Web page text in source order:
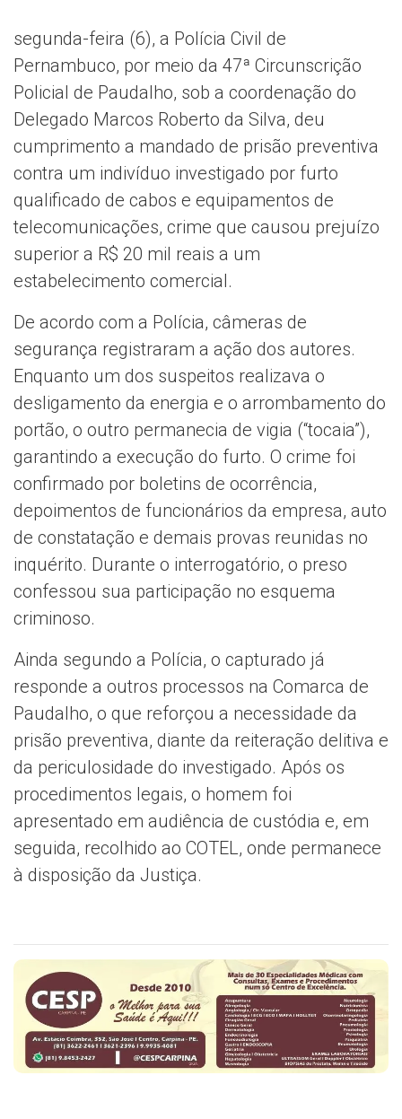
segunda-feira (6), a Polícia Civil de
Pernambuco, por meio da 47ª Circunscrição
Policial de Paudalho, sob a coordenação do
Delegado Marcos Roberto da Silva, deu
cumprimento a mandado de prisão preventiva
contra um indivíduo investigado por furto
qualificado de cabos e equipamentos de
telecomunicações, crime que causou prejuízo
superior a R$ 20 mil reais a um
estabelecimento comercial.
De acordo com a Polícia, câmeras de
segurança registraram a ação dos autores.
Enquanto um dos suspeitos realizava o
desligamento da energia e o arrombamento do
portão, o outro permanecia de vigia (“tocaia”),
garantindo a execução do furto. O crime foi
confirmado por boletins de ocorrência,
depoimentos de funcionários da empresa, auto
de constatação e demais provas reunidas no
inquérito. Durante o interrogatório, o preso
confessou sua participação no esquema
criminoso.
Ainda segundo a Polícia, o capturado já
responde a outros processos na Comarca de
Paudalho, o que reforçou a necessidade da
prisão preventiva, diante da reiteração delitiva e
da periculosidade do investigado. Após os
procedimentos legais, o homem foi
apresentado em audiência de custódia e, em
seguida, recolhido ao COTEL, onde permanece
à disposição da Justiça.